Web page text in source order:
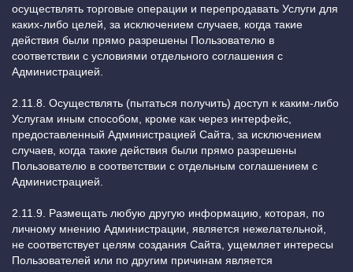
осуществлять торговые операции и перепродавать Услуги для
каких-либо целей, за исключением случаев, когда такие
действия были прямо разрешены Пользователю в
соответствии с условиями отдельного соглашения с
Администрацией.
2.11.8. Осуществлять (пытаться получить) доступ к каким-либо
Услугам иным способом, кроме как через интерфейс,
предоставленный Администрацией Сайта, за исключением
случаев, когда такие действия были прямо разрешены
Пользователю в соответствии с отдельным соглашением с
Администрацией.
2.11.9. Размещать любую другую информацию, которая, по
личному мнению Администрации, является нежелательной,
не соответствует целям создания Сайта, ущемляет интересы
Пользователей или по другим причинам является